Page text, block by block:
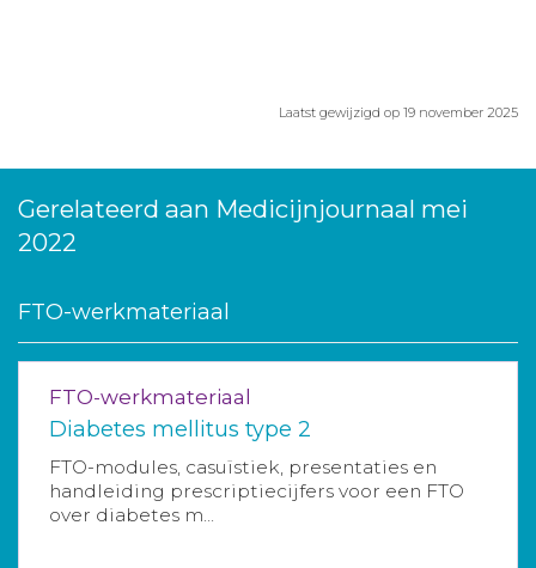
Laatst gewijzigd op 19 november 2025
Gerelateerd aan Medicijnjournaal mei
2022
FTO-werkmateriaal
FTO-werkmateriaal
Diabetes mellitus type 2
FTO-modules, casuïstiek, presentaties en
handleiding prescriptiecijfers voor een FTO
over diabetes m...